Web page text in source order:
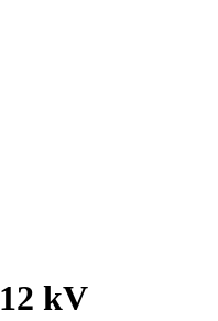
kV